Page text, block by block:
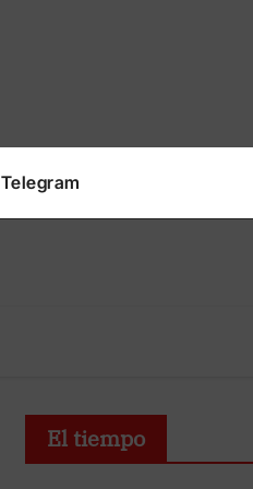
Telegram
El tiempo